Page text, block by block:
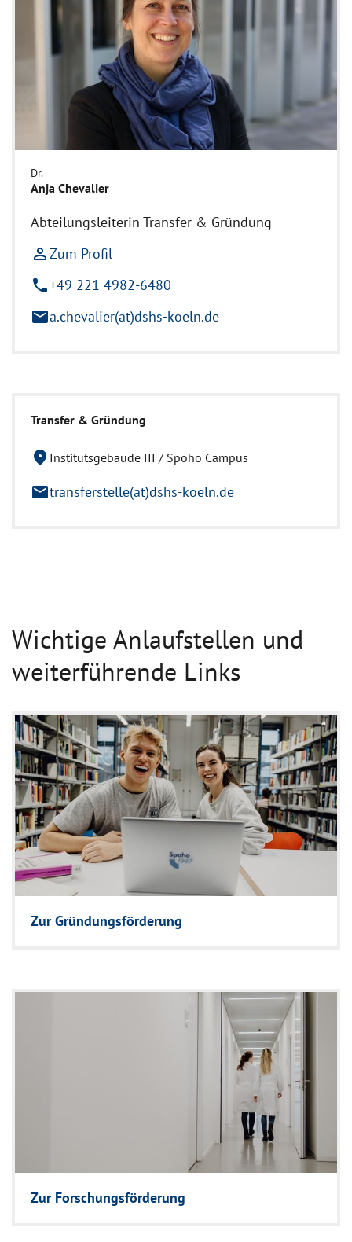
Dr.
Anja Chevalier
Abteilungsleiterin Transfer & Gründung
person_outlineZum Profil
phone+49 221 4982-6480
maila.chevalier(at)dshs-koeln.de
Transfer & Gründung
location_on Institutsgebäude III / Spoho Campus
mailtransferstelle(at)dshs-koeln.de
Wichtige Anlaufstellen und
weiterführende Links
Zur Gründungsförderung
Zur Forschungsförderung